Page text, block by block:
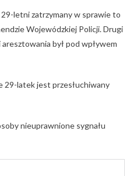
29-letni zatrzymany w sprawie to
Wojewódzkiej Policji. Drugi
był pod wpływem
29-latek jest przesłuchiwany
nieuprawnione sygnału